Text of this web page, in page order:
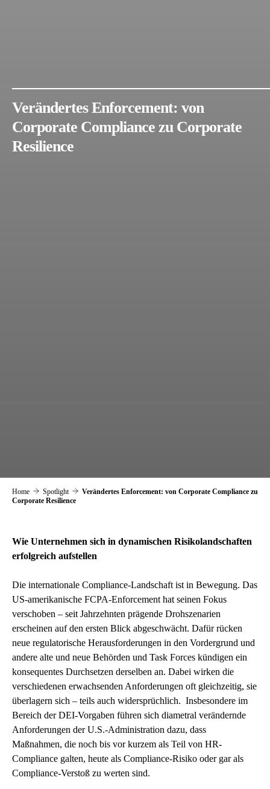
Verändertes Enforcement: von
Corporate Compliance zu Corporate
Resilience
Home Spotlight
Verändertes Enforcement: von Corporate Compliance zu
Corporate Resilience
Wie Unternehmen sich in dynamischen Risikolandschaften
erfolgreich aufstellen
Die internationale Compliance-Landschaft ist in Bewegung. Das
US-amerikanische FCPA-Enforcement hat seinen Fokus
verschoben – seit Jahrzehnten prägende Drohszenarien
erscheinen auf den ersten Blick abgeschwächt. Dafür rücken
neue regulatorische Herausforderungen in den Vordergrund und
andere alte und neue Behörden und Task Forces kündigen ein
konsequentes Durchsetzen derselben an. Dabei wirken die
verschiedenen erwachsenden Anforderungen oft gleichzeitig, sie
überlagern sich – teils auch widersprüchlich. Insbesondere im
Bereich der DEI-Vorgaben führen sich diametral verändernde
Anforderungen der U.S.-Administration dazu, dass
Maßnahmen, die noch bis vor kurzem als Teil von HR-
Compliance galten, heute als Compliance-Risiko oder gar als
Compliance-Verstoß zu werten sind.